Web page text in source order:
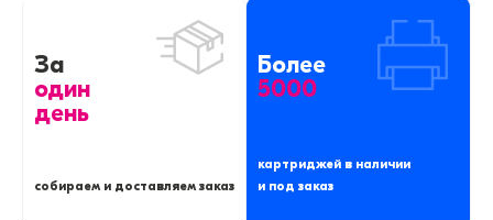
За
один
день
собираем и доставляем заказ
Более
5000
картриджей в наличии
и под заказ